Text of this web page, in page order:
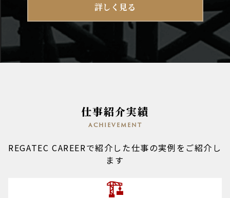
詳しく見る
仕事紹介実績
achievement
REGATEC CAREERで紹介した仕事の実例をご紹介し
ます